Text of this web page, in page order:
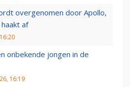
overgenomen door Apollo,
af
onbekende jongen in de
16:19